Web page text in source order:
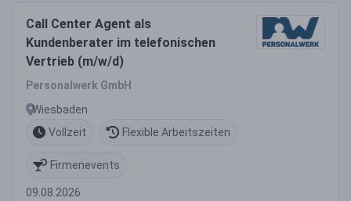
Call Center Agent als
Kundenberater im telefonischen
Vertrieb (m/w/d)
Personalwerk GmbH
Wiesbaden
Vollzeit
Flexible Arbeitszeiten
Firmenevents
09.08.2026